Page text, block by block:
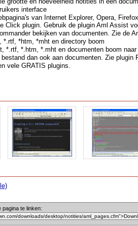
interface
van Internet Explorer, Opera,
Click plugin. Gebruik de plugin Aml Assist
bekijken van documenten. Zie de
*.rtf, *htm, *mht en directory boom
*.rtf, *.htm, *.mht en documenten boom
dan ook aan documenten. Zie plugin
vele GRATIS plugins.
pagina te linken: